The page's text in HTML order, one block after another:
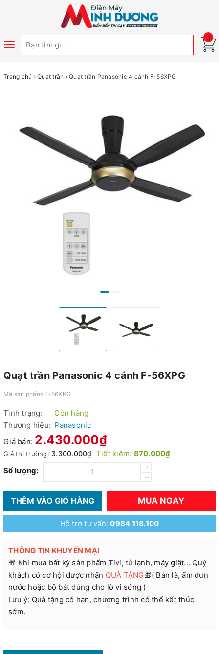
Toggle
0
Trang chủ Quạt trần Quạt trần Panasonic 4 cánh F-56XPG
Quạt trần Panasonic 4 cánh F-56XPG
Mã sản phẩm: F-56XPG
Tình trạng:
Còn hàng
Thương hiệu: Panasonic
Giá bán: 2.430.000₫
Giá thị trường: 3.300.000₫ Tiết kiệm: 870.000₫
Số lượng:
+
–
THÊM VÀO GIỎ HÀNG MUA NGAY
Hỗ trợ tư vấn:0984.118.100
THÔNG TIN KHUYẾN MẠI
🎁 Khi mua bất kỳ sản phẩm Tivi, tủ lạnh, máy giặt... Quý
khách có cơ hội được nhận QUÀ TẶNG🎁( Bàn là, ấm đun
nước hoặc bộ bát dùng cho lò vi sóng )
Lưu ý: Quà tặng có hạn, chương trình có thể kết thúc
sớm.